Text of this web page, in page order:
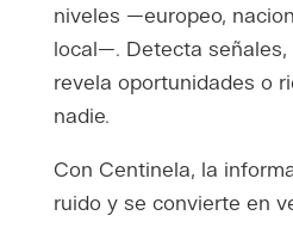
niveles —europeo,
local—. Detecta
revela oportunidades o
nadie.
Con Centinela, la
ruido y se convierte en